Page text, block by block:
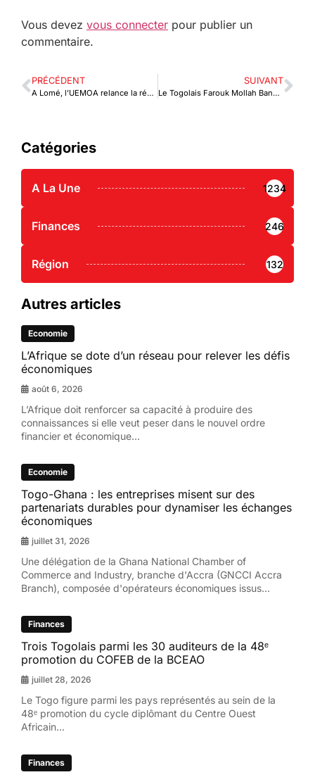
Vous devez vous connecter pour publier un
commentaire.
PRÉCÉDENT
A Lomé, l’UEMOA relance la régulation vétérinaire
SUIVANT
Le Togolais Farouk Mollah Banna, nouveau représentant de la Banque mondiale au Tchad
Catégories
A La Une 1234
Finances 246
Région 132
Autres articles
Economie
L’Afrique se dote d’un réseau pour relever les défis
économiques
août 6, 2026
L’Afrique doit renforcer sa capacité à produire des
connaissances si elle veut peser dans le nouvel ordre
financier et économique...
Economie
Togo-Ghana : les entreprises misent sur des
partenariats durables pour dynamiser les échanges
économiques
juillet 31, 2026
Une délégation de la Ghana National Chamber of
Commerce and Industry, branche d'Accra (GNCCI Accra
Branch), composée d'opérateurs économiques issus...
Finances
Trois Togolais parmi les 30 auditeurs de la 48ᵉ
promotion du COFEB de la BCEAO
juillet 28, 2026
Le Togo figure parmi les pays représentés au sein de la
48ᵉ promotion du cycle diplômant du Centre Ouest
Africain...
Finances